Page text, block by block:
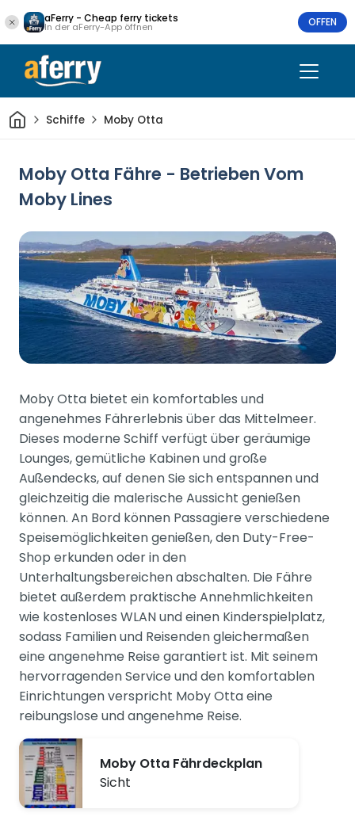
aFerry - Cheap ferry tickets
In der aFerry-App öffnen OFFEN
HeimSchiffe Moby Otta
Moby Otta Fähre - Betrieben Vom
Moby Lines
Moby Otta bietet ein komfortables und
angenehmes Fährerlebnis über das Mittelmeer.
Dieses moderne Schiff verfügt über geräumige
Lounges, gemütliche Kabinen und große
Außendecks, auf denen Sie sich entspannen und
gleichzeitig die malerische Aussicht genießen
können. An Bord können Passagiere verschiedene
Speisemöglichkeiten genießen, den Duty-Free-
Shop erkunden oder in den
Unterhaltungsbereichen abschalten. Die Fähre
bietet außerdem praktische Annehmlichkeiten
wie kostenloses WLAN und einen Kinderspielplatz,
sodass Familien und Reisenden gleichermaßen
eine angenehme Reise garantiert ist. Mit seinem
hervorragenden Service und den komfortablen
Einrichtungen verspricht Moby Otta eine
reibungslose und angenehme Reise.
Moby Otta Fährdeckplan
Sicht